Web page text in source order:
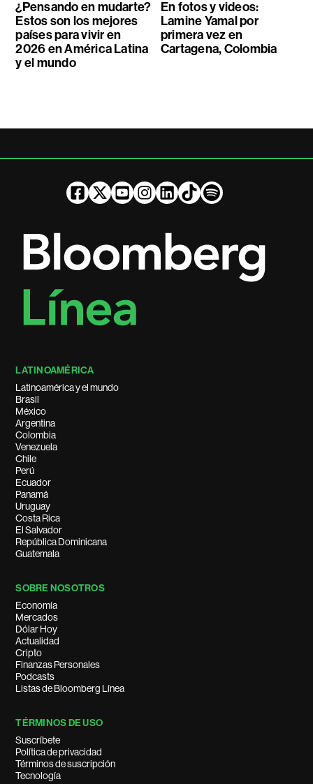
¿Pensando en mudarte?
Estos son los mejores
países para vivir en
2026 en América Latina
y el mundo
En fotos y videos:
Lamine Yamal por
primera vez en
Cartagena, Colombia
LATINOAMÉRICA
Latinoamérica y el mundo
Brasil
México
Argentina
Colombia
Venezuela
Chile
Perú
Ecuador
Panamá
Uruguay
Costa Rica
El Salvador
República Dominicana
Guatemala
SOBRE NOSOTROS
Economía
Mercados
Dólar Hoy
Actualidad
Cripto
Finanzas Personales
Podcasts
Listas de Bloomberg Línea
TÉRMINOS DE USO
Suscríbete
Política de privacidad
Términos de suscripción
Tecnología